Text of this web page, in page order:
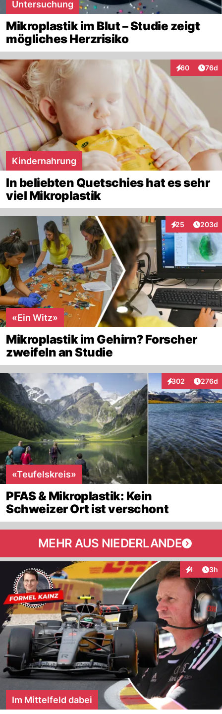
Untersuchung
Mikroplastik im Blut – Studie zeigt
mögliches Herzrisiko
60
Interaktionen
76d
Kindernahrung
In beliebten Quetschies hat es sehr
viel Mikroplastik
25
Interaktionen
203d
«Ein Witz»
Mikroplastik im Gehirn? Forscher
zweifeln an Studie
302
Interaktionen276d
«Teufelskreis»
PFAS & Mikroplastik: Kein
Schweizer Ort ist verschont
MEHR AUS NIEDERLANDE
1 3h
Im Mittelfeld dabei